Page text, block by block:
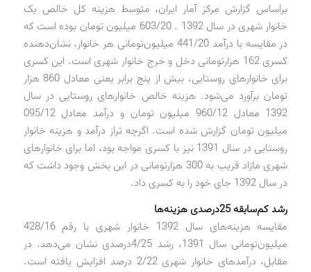
براساس گزارش مرکز آمار ایران، متوسط هزینه کل خالص یک
خانوار شهری در سال 1392 . 603/20 میلیون تومان بوده است که
در مقایسه با درآمد 441/20 میلیون‌تومانی هر خانوار، نشان‌دهنده
کسری 162 هزارتومانی دخل و خرج خانوار شهری است. این کسری
برای خانوارهای روستایی، بیش از پنج برابر یعنی معادل 860 هزار
تومان برآورد می‌شود. هزینه خالص خانوارهای روستایی در سال
1392 معادل 960/12 میلیون تومان و درآمد معادل 095/12
میلیون تومان گزارش شده است. اگرچه تراز درآمد و هزینه خانوار
روستایی در سال 1391 نیز با کسری مواجه بود، اما برای خانوارهای
شهری مازاد قریب به 300 هزارتومانی در این بخش وجود داشت که
در سال 1392 جای خود را به کسری داد.
رشد کم‌سابقه 25‌درصدی هزینه‌ها
مقایسه هزینه‌های سال 1392 خانوار شهری با رقم 428/16
میلیون‌تومانی سال 1391، رشد 4/25‌درصدی نشان می‌دهد. در
مقابل، درآمدهای خانوار شهری 2/22 درصد افزایش یافته است.